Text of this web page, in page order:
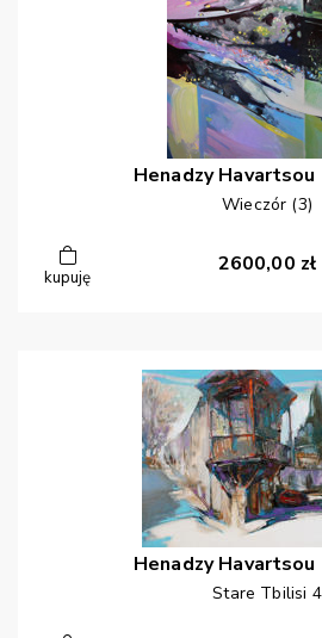
Henadzy
Wieczór (3)
kupuję
2600,00 zł
Henadzy
Stare Tbilisi 4